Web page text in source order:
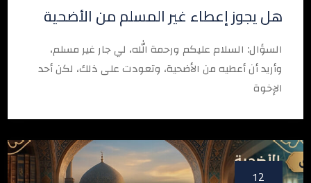
هل يجوز إعطاء غير المسلم من الأضحية
السؤال: السلام عليكم ورحمة الله، لي جار غير مسلم،
وأريد أن أعطيه من الأضحية، وتعودت على ذلك، لكن أحد
الإخوة
12